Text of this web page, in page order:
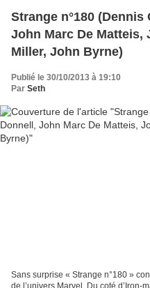
Strange n°180
John Marc De Matteis,
Miller, John Byrne)
Publié le 30/10/2013 à 19:10
Par Seth
Sans surprise « Strange n°180 »
de l’univers Marvel. Du coté d’Iron-